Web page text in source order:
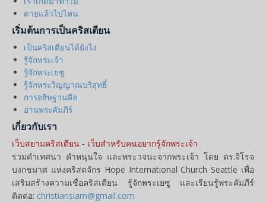
ฟีลิปปี
โคโลสี
1 เธสะโลนิกา
ทิตัส
ตายแล้วไปไหน
เริ่มต้นการเป็นคริสเตียน
เป็นคริสเตียนได้ยังไง
รู้จักพระเจ้า
รู้จักพระเยซู
รู้จักพระวิญญาณบริสุทธิ์
การอธิษฐานคือ
อ่านพระคัมภีร์
เกี่ยวกับเรา
เว็บสยามคริสเตียน - เว็บสำหรับคนอยากรู้จักพระเจ้า
รวมคำเทศนา คำหนุนใจ และพระวจนะจากพระเจ้า โดย ดร.จิโรจ
บงกชมาศ แห่งคริสตจักร Hope International Church Seattle เพื่อ
เสริมสร้างความเชื่อคริสเตียน รู้จักพระเยซู และเรียนรู้พระคัมภีร์
ติดต่อ: christiansiam@gmail.com